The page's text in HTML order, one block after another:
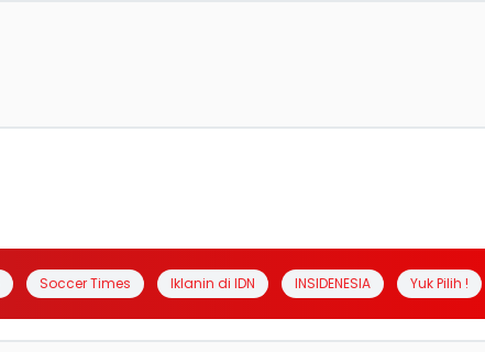
Soccer Times Iklanin di IDN INSIDENESIA Yuk Pilih !